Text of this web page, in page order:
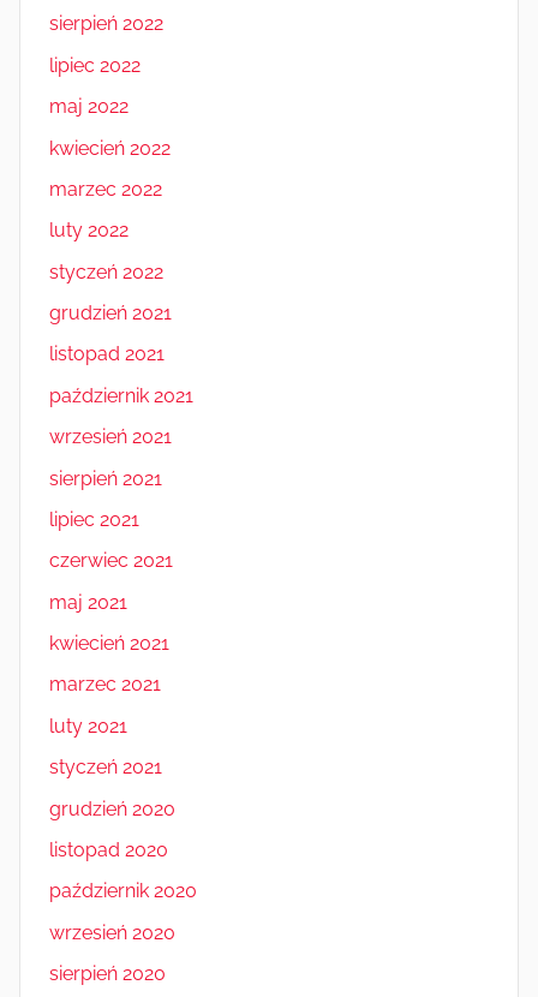
sierpień 2022
lipiec 2022
maj 2022
kwiecień 2022
marzec 2022
luty 2022
styczeń 2022
grudzień 2021
listopad 2021
październik 2021
wrzesień 2021
sierpień 2021
lipiec 2021
czerwiec 2021
maj 2021
kwiecień 2021
marzec 2021
luty 2021
styczeń 2021
grudzień 2020
listopad 2020
październik 2020
wrzesień 2020
sierpień 2020